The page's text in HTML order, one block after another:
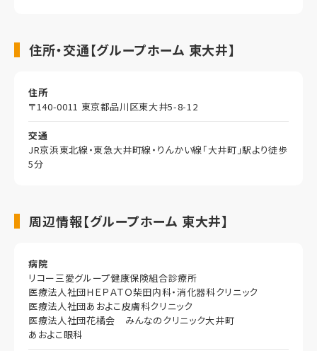
住所・交通【グループホーム 東大井】
住所
〒140-0011 東京都品川区東大井5-8-12
交通
JR京浜東北線・東急大井町線・りんかい線「大井町」駅より徒歩
5分
周辺情報【グループホーム 東大井】
病院
リコー三愛グループ健康保険組合診療所
医療法人社団ＨＥＰＡＴＯ柴田内科・消化器科クリニック
医療法人社団あおよこ皮膚科クリニック
医療法人社団花橘会 みんなのクリニック大井町
あおよこ眼科